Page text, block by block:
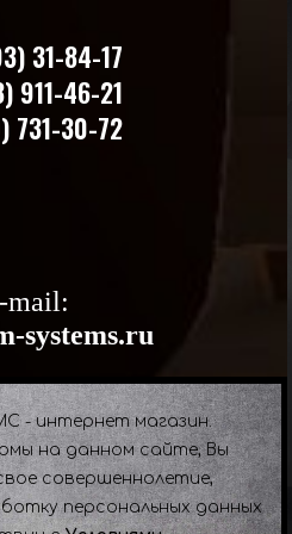
31-84-17
911-46-21
731-30-72
mail:
systems.ru
- интернет магазин.
на данном сайте, Вы
совершеннолетие,
персональных данных